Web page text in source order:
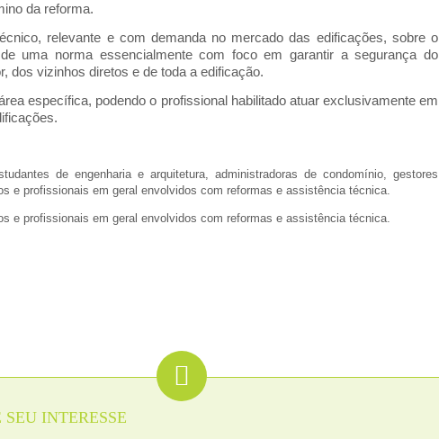
da reforma.
relevante e com demanda no mercado das edificações, sobre o
uma norma essencialmente com foco em garantir a segurança do
dos vizinhos diretos e de toda a edificação.
específica, podendo o profissional habilitado atuar exclusivamente em
de engenharia e arquitetura, administradoras de condomínio, gestores
e profissionais em geral envolvidos com reformas e assistência técnica.
e profissionais em geral envolvidos com reformas e assistência técnica.
SEU INTERESSE